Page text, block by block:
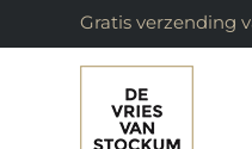
Gratis verzending